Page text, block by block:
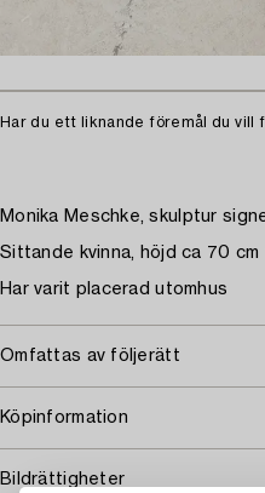
Har du ett liknande föremål du vill
Monika Meschke, skulptur
Sittande kvinna, höjd ca 70
Har varit placerad utomhus
Omfattas av följerätt
Köpinformation
Bildrättigheter